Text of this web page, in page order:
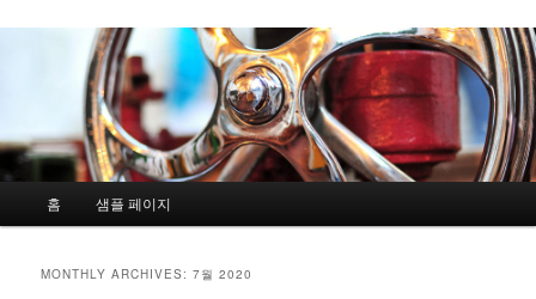
Skip to primary content
Skip to secondary content
홈 샘플 페이지
MONTHLY ARCHIVES:7월 2020